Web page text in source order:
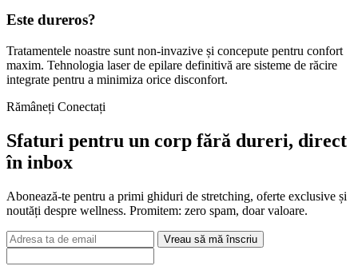
Este dureros?
Tratamentele noastre sunt non-invazive și concepute pentru confort
maxim. Tehnologia laser de epilare definitivă are sisteme de răcire
integrate pentru a minimiza orice disconfort.
Rămâneți Conectați
Sfaturi pentru un corp fără dureri, direct
în inbox
Abonează-te pentru a primi ghiduri de stretching, oferte exclusive și
noutăți despre wellness. Promitem: zero spam, doar valoare.
Adresa
de
email
Vreau să mă înscriu